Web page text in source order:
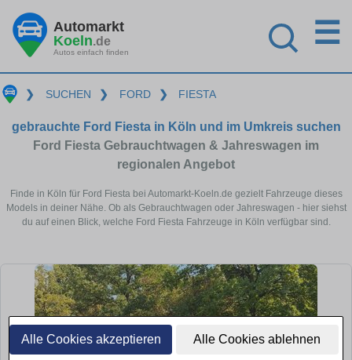
Alle Cookies akzeptieren Alle Cookies ablehnen
Automarkt
Koeln.de
Autos einfach finden
☰
❯ SUCHEN ❯ FORD ❯ FIESTA
gebrauchte Ford Fiesta in Köln und im Umkreis suchen
Ford Fiesta Gebrauchtwagen & Jahreswagen im
regionalen Angebot
Finde in Köln für Ford Fiesta bei Automarkt-Koeln.de gezielt Fahrzeuge dieses
Models in deiner Nähe. Ob als Gebrauchtwagen oder Jahreswagen - hier siehst
du auf einen Blick, welche Ford Fiesta Fahrzeuge in Köln verfügbar sind.